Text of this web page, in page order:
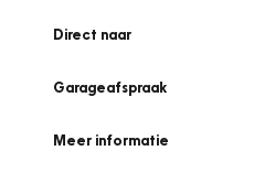
Direct naar
Garageafspraak
Meer informatie